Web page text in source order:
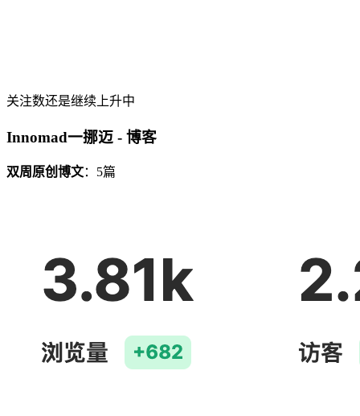
关注数还是继续上升中
Innomad一挪迈 - 博客
双周原创博文：5篇